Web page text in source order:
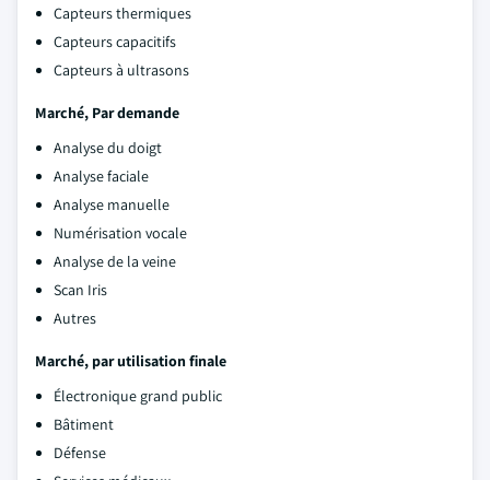
Capteurs thermiques
Capteurs capacitifs
Capteurs à ultrasons
Marché, Par demande
Analyse du doigt
Analyse faciale
Analyse manuelle
Numérisation vocale
Analyse de la veine
Scan Iris
Autres
Marché, par utilisation finale
Électronique grand public
Bâtiment
Défense